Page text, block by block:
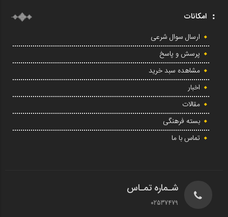
امکانات
ارسال سوال شرعی
پرسش و پاسخ
مشاهده سبد خرید
اخبار
مقالات
بسته فرهنگی
تماس با ما
شـماره تمـاس
02537479